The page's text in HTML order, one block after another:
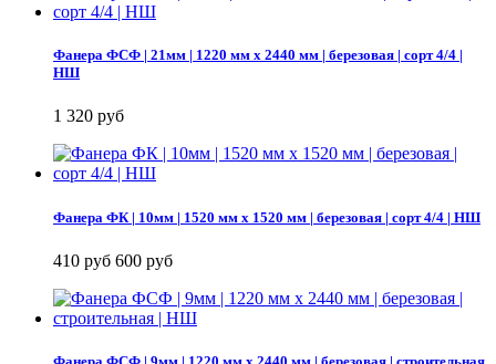
Фанера ФСФ | 21мм | 1220 мм х 2440 мм | березовая | сорт 4/4 |
НШ
1 320 руб
Фанера ФК | 10мм | 1520 мм х 1520 мм | березовая | сорт 4/4 | НШ
410 руб 600 руб